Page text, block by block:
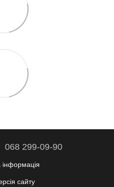
068 299-09-90
інформація
сайту